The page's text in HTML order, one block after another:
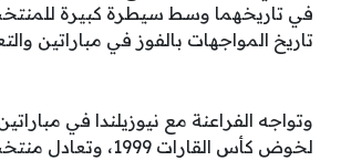
في تاريخهما وسط سيطرة كبيرة
تاريخ المواجهات بالفوز في مباراتين
وتواجه الفراعنة مع نيوزيلندا في
لخوض كأس القارات